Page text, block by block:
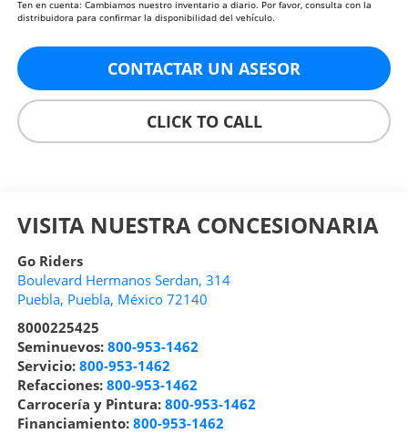
Ten en cuenta: Cambiamos nuestro inventario a diario. Por favor, consulta con la
distribuidora para confirmar la disponibilidad del vehículo.
CONTACTAR UN ASESOR
CLICK TO CALL
VISITA NUESTRA CONCESIONARIA
Go Riders
Boulevard Hermanos Serdan, 314
Puebla, Puebla, México 72140
8000225425
Seminuevos: 800-953-1462
Servicio: 800-953-1462
Refacciones: 800-953-1462
Carrocería y Pintura: 800-953-1462
Financiamiento: 800-953-1462